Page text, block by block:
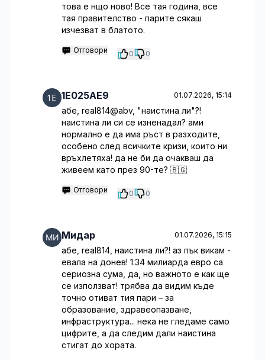
това е нщо ново! Все тая година, все
тая правителство - парите сякаш
изчезват в блатото.
Отговори 0 0
1E025AE9 01.07.2026, 15:14
абе, real814@abv, "наистина ли"?!
наистина ли си се изненадал? ами
нормално е да има ръст в разходите,
особено след всичките кризи, които ни
връхлетяха! да не би да очакваш да
живеем като през 90-те? 🇧🇬
Отговори 0 0
Мидар 01.07.2026, 15:15
абе, real814, наистина ли?! аз пък викам -
евала на донев! 1.34 милиарда евро са
сериозна сума, да, но важното е как ще
се използват! трябва да видим къде
точно отиват тия пари – за
образование, здравеопазване,
инфраструктура... нека не гледаме само
цифрите, а да следим дали наистина
стигат до хората.